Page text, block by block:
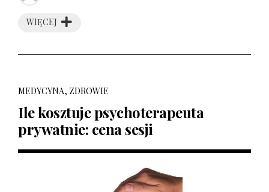
WIĘCEJ
MEDYCYNA, ZDROWIE
Ile kosztuje psychoterapeuta
prywatnie: cena sesji